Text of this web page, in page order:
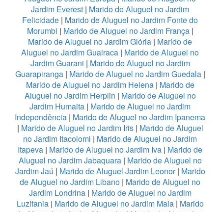
Jardim Everest | Marido de Aluguel no Jardim
Felicidade | Marido de Aluguel no Jardim Fonte do
Morumbi | Marido de Aluguel no Jardim França|
Marido de Aluguel no Jardim Glória | Marido de
Aluguel no Jardim Guairaca | Marido de Aluguel no
Jardim Guarani | Marido de Aluguel no Jardim
Guarapiranga| Marido de Aluguel no Jardim Guedala|
Marido de Aluguel no Jardim Helena| Marido de
Aluguel no Jardim Herplin | Marido de Aluguel no
Jardim Humaita | Marido de Aluguel no Jardim
Independência | Marido de Aluguel no Jardim Ipanema
| Marido de Aluguel no Jardim Iris| Marido de Aluguel
no Jardim Itacolomi | Marido de Aluguel no Jardim
Itapeva | Marido de Aluguel no Jardim Iva | Marido de
Aluguel no Jardim Jabaquara| Marido de Aluguel no
Jardim Jaú | Marido de Aluguel Jardim Leonor| Marido
de Aluguel no Jardim Libano | Marido de Aluguel no
Jardim Londrina| Marido de Aluguel no Jardim
Luzitania| Marido de Aluguel no Jardim Maia| Marido